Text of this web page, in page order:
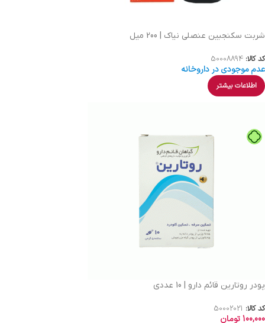
شربت سکنجبین عنصلی نیاک | 200 میل
کد کالا: 50008894
عدم موجودی در داروخانه
اطلاعات بیشتر
پودر روتارین قائم دارو | 10 عددی
کد کالا: 50002021
100,000تومان